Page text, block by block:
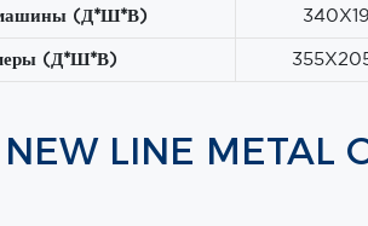
машины (Д*Ш*В)
(Д*Ш*В)
NEW LINE METAL